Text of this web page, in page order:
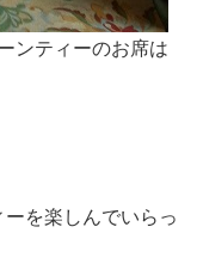
ンティーのお席は
を楽しんでいらっ